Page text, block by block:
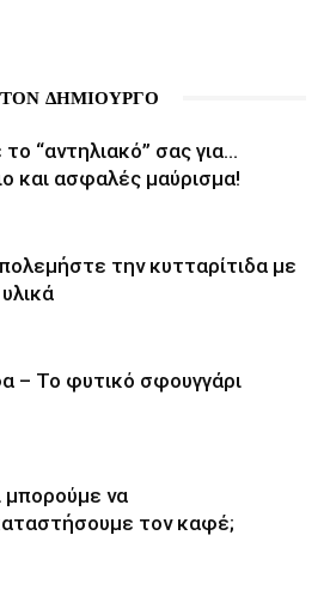
ΔΗΜΙΟΥΡΓΟ
“αντηλιακό” σας για…
και ασφαλές μαύρισμα!
την κυτταρίτιδα με
– Το φυτικό σφουγγάρι
μπορούμε να
τον καφέ;